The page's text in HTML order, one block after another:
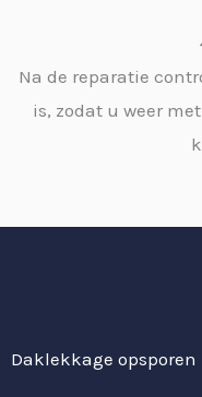
Na de reparatie
is, zodat u weer
Daklekkage opsporen